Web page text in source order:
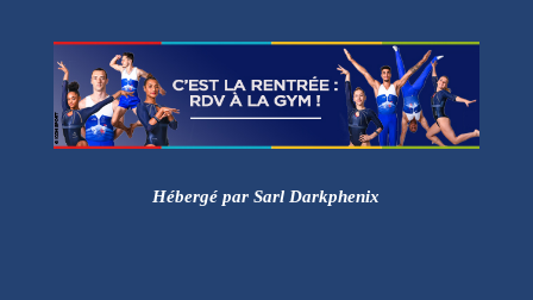
Hébergé par Sarl Darkphenix